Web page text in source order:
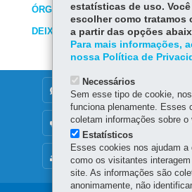
ÓRGÃO RESPONSÁVEL
DEIXE SUA OPINIÃO
MAPA DO SITE
DENUNCIE CORRUPÇÃO
OUVIDORIA
estatísticas de uso.
escolher como tratamos
a partir das opções
Para mais informações,
nossa Política de
Necessários
Sem esse tipo de cookie,
funciona plenamente. Esses
coletam informações sobre o
Estatísticos
Esses cookies nos ajudam a
como os visitantes
site. As informações são
anonimamente, não